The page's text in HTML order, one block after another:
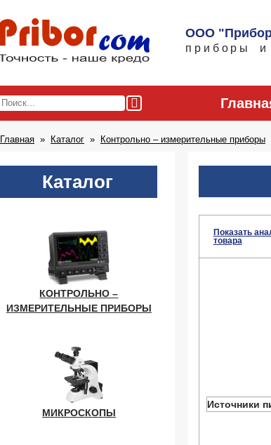
ООО
приборы и
Главная Каталог Контрольно – измерительные приборы
Каталог
КОНТРОЛЬНО –
ИЗМЕРИТЕЛЬНЫЕ ПРИБОРЫ
МИКРОСКОПЫ
Показать
товара
Источники